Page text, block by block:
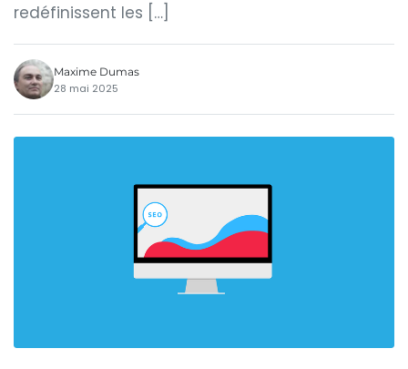
redéfinissent les […]
Maxime Dumas
28 mai 2025